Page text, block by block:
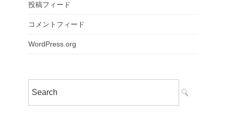
投稿フィード
コメントフィード
WordPress.org